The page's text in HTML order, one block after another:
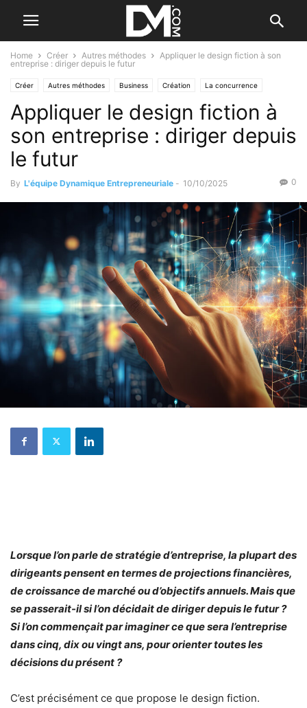
Home Créer Autres méthodes
Appliquer le design fiction à son
entreprise : diriger depuis le futur
Créer Autres méthodes Business Création La concurrence
Reprendre/Céder Le marché
Appliquer le design fiction à
son entreprise : diriger depuis
le futur
By L'équipe Dynamique Entrepreneuriale - 10/10/2025 0
Lorsque l’on parle de stratégie d’entreprise, la plupart des
dirigeants pensent en termes de projections financières,
de croissance de marché ou d’objectifs annuels. Mais que
se passerait-il si l’on décidait de diriger depuis le futur ?
Si l’on commençait par imaginer ce que sera l’entreprise
dans cinq, dix ou vingt ans, pour orienter toutes les
décisions du présent ?
C’est précisément ce que propose le design fiction.